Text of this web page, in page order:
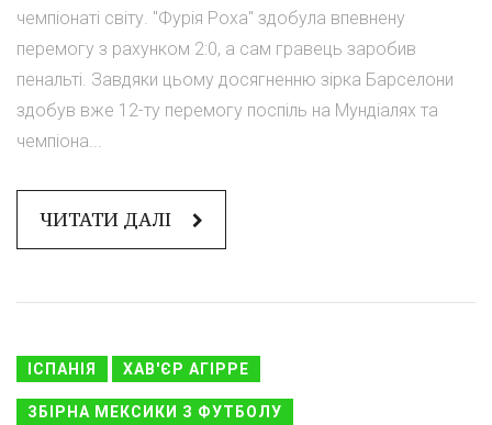
чемпіонаті світу. "Фурія Роха" здобула впевнену
перемогу з рахунком 2:0, а сам гравець заробив
пенальті. Завдяки цьому досягненню зірка Барселони
здобув вже 12-ту перемогу поспіль на Мундіалях та
чемпіона...
ЧИТАТИ ДАЛІ
ІСПАНІЯ ХАВ'ЄР АГІРРЕ
ЗБІРНА МЕКСИКИ З ФУТБОЛУ